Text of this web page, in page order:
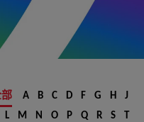
A B C D F G H
J
L M N O P Q R S
T